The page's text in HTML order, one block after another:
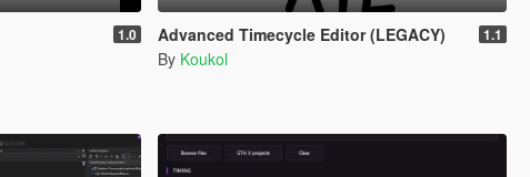
1.0 Advanced Timecycle Editor (LEGACY) 1.1
By Koukol